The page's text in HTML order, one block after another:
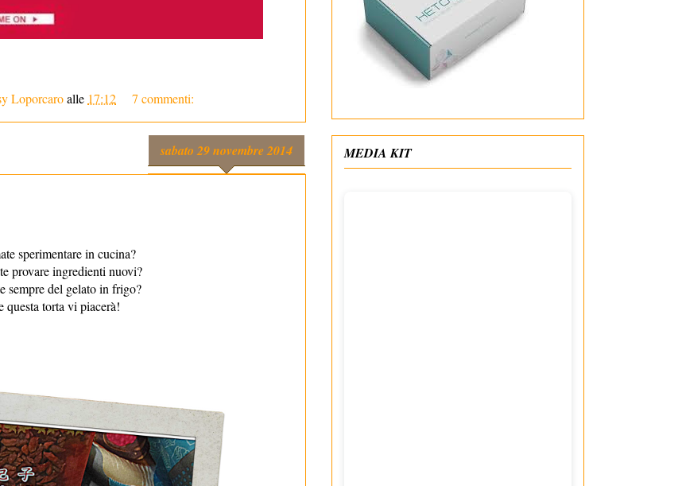
Loporcaroalle 17:12 7 commenti:
sabato 29 novembre 2014
sperimentare in cucina?
provare ingredienti nuovi?
sempre del gelato in frigo?
questa torta vi piacerà!
MEDIA KIT